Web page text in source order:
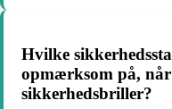
Hvilke
opmærksom på,
sikkerhedsbriller?